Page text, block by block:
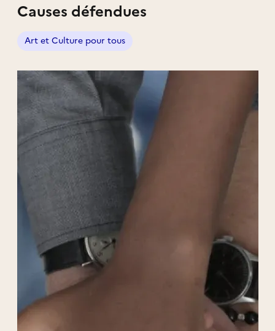
expérience unique aux visiteurs de la région.
La Vallée de la Dordogne est un véritable
joyau, regorgeant de patrimoines culturels et
naturels exceptionnels, notamment avec
huit des Plus Beaux Villages de France, la plus
forte concentration de notre pays !
Le Festival élira domicile dans les villages
lotois de Rocamadour, Gramat et Souillac.
Le Festival propose une programmation de
musique classique à dominance musique
sacrée allant des solistes aux grands
ensembles instrumentaux et vocaux, avec
une sélection de jeunes talents et d'artistes
de renommée internationale. Les meilleurs
ensembles de la scène française y sont
régulièrement invités.
Les spectateurs peuvent profiter d'une
journée complète de musique lors du
Causes défendues
Art et Culture pour tous